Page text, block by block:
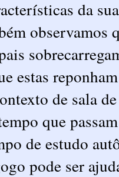
da
observamos
estas
de sala
que
de estudo
pode ser